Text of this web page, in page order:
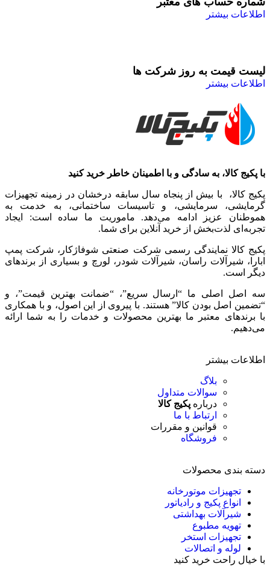
اطلاعات بیشتر
لیست قیمت به روز شرکت ها
اطلاعات بیشتر
با پکیج کالا، به سادگی و با اطمینان خاطر خرید کنید
پکیج کالا، با بیش از پنجاه سال سابقه درخشان در زمینه تجهیزات
گرمایشی، سرمایشی، و تاسیسات ساختمانی، به خدمت به
هموطنان عزیز ادامه می‌دهد. ماموریت ما ساده است: ایجاد
تجربه‌ای لذت‌بخش از خرید آنلاین برای شما.
پکیج کالا نمایندگی رسمی شرکت صنعتی شوفاژکار، شرکت پمپ
ابارا، شیرآلات راسان، شیرآلات شودر، لورچ و بسیاری از برندهای
دیگر است.
سه اصل اصلی ما “ارسال سریع”، “ضمانت بهترین قیمت”، و
“تضمین اصل بودن کالا” هستند. با پیروی از این اصول، و با همکاری
با برندهای معتبر ما بهترین محصولات و خدمات را به شما ارائه
می‌دهیم.
اطلاعات بیشتر
بلاگ
سوالات متداول
درباره پکیج کالا
ارتباط با ما
قوانین و مقررات
فروشگاه
دسته بندی محصولات
تجهیزات موتورخانه
انواع پکیج و رادیاتور
شیرآلات بهداشتی
تهویه مطبوع
تجهیزات استخر
لوله و اتصالات
با خیال راحت خرید کنید